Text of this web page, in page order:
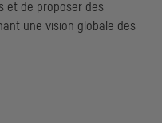
et de proposer des
une vision globale des